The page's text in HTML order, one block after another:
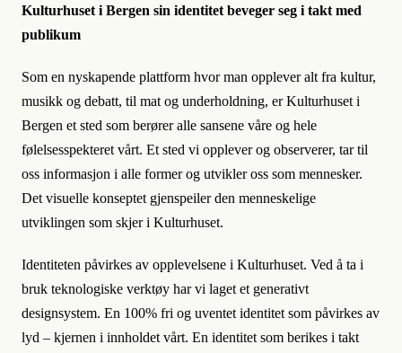
Kulturhuset i Bergen sin identitet beveger seg i takt med
publikum
Som en nyskapende plattform hvor man opplever alt fra kultur,
musikk og debatt, til mat og underholdning, er Kulturhuset i
Bergen et sted som berører alle sansene våre og hele
følelsesspekteret vårt. Et sted vi opplever og observerer, tar til
oss informasjon i alle former og utvikler oss som mennesker.
Det visuelle konseptet gjenspeiler den menneskelige
utviklingen som skjer i Kulturhuset.
Identiteten påvirkes av opplevelsene i Kulturhuset. Ved å ta i
bruk teknologiske verktøy har vi laget et generativt
designsystem. En 100% fri og uventet identitet som påvirkes av
lyd – kjernen i innholdet vårt. En identitet som berikes i takt